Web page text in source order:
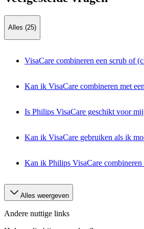
Alles (25)
VisaCare combineren een scrub of
Kan ik VisaCare combineren met
Is Philips VisaCare geschikt voor
Kan ik VisaCare gebruiken als ik
Kan ik Philips VisaCare combineren
Alles weergeven
Andere nuttige links